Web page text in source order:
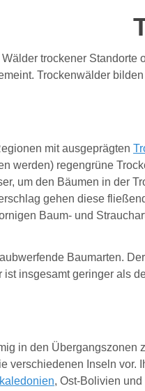
trockener
Trockenwälder
mit ausgeprägten
werden) regengrüne
um den Bäumen in der
gehen diese
Baum- und
Baumarten.
ist insgesamt geringer als
in den
verschiedenen Inseln
, Ost-Bolivien